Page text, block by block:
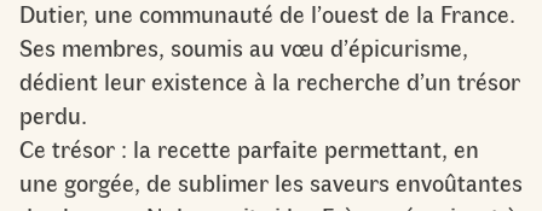
Dutier, une communauté de l’ouest de la France.
Ses membres, soumis au vœu d’épicurisme,
dédient leur existence à la recherche d’un trésor
perdu.
Ce trésor : la recette parfaite permettant, en
une gorgée, de sublimer les saveurs envoûtantes